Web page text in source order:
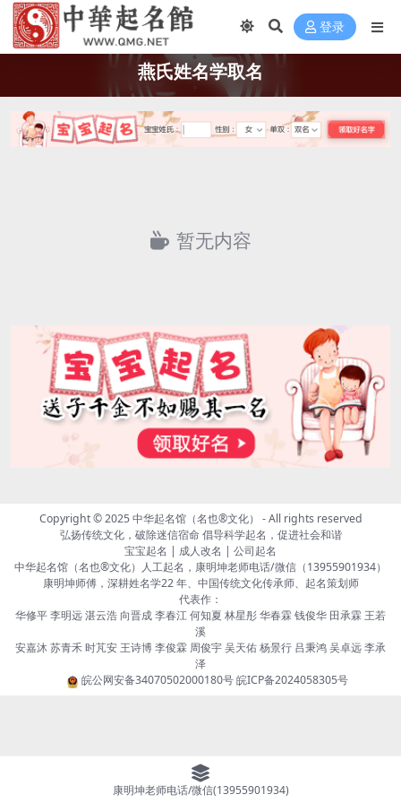
登录
燕氏姓名学取名
暂无内容
Copyright © 2025中华起名馆（名也®文化） - All rights reserved
弘扬传统文化，破除迷信宿命 倡导科学起名，促进社会和谐
宝宝起名 | 成人改名 | 公司起名
中华起名馆（名也®文化）人工起名，康明坤老师电话/微信（13955901934）
康明坤师傅，深耕姓名学22 年、中国传统文化传承师、起名策划师
代表作：
华修平 李明远 湛云浩 向晋成 李春江 何知夏 林星彤 华春霖 钱俊华 田承霖 王若
溪
安嘉沐 苏青禾 时芃安 王诗博 李俊霖 周俊宇 吴天佑 杨景行 吕秉鸿 吴卓远 李承
泽
皖公网安备34070502000180号皖ICP备2024058305号
康明坤老师电话/微信(13955901934)